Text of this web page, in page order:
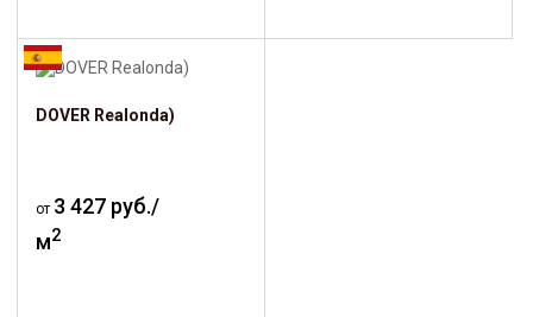
DOVER Realonda)
от 3 427 руб./
м2